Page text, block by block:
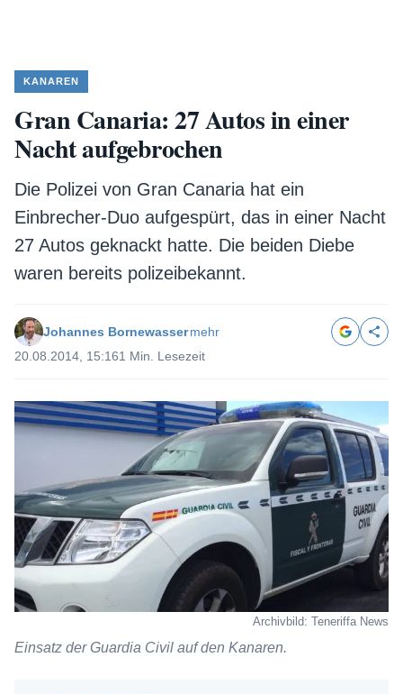
KANAREN
Gran Canaria: 27 Autos in einer
Nacht aufgebrochen
Die Polizei von Gran Canaria hat ein
Einbrecher-Duo aufgespürt, das in einer Nacht
27 Autos geknackt hatte. Die beiden Diebe
waren bereits polizeibekannt.
Johannes Bornewassermehr
20.08.2014, 15:161 Min. Lesezeit
Archivbild: Teneriffa News
Einsatz der Guardia Civil auf den Kanaren.